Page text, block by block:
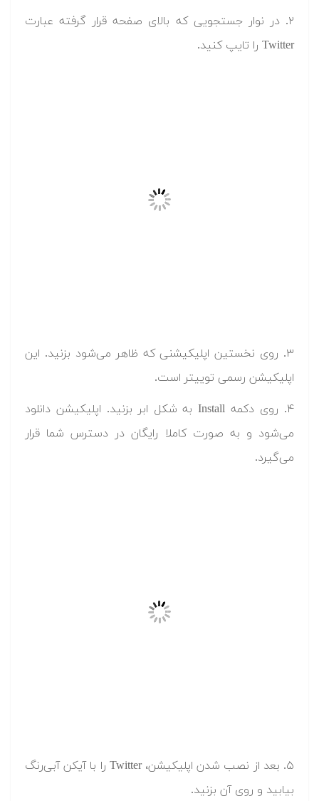
۲. در نوار جستجویی که بالای صفحه قرار گرفته عبارت
Twitter را تایپ کنید.
۳. روی نخستین اپلیکیشنی که ظاهر می‌شود بزنید. این
اپلیکیشن رسمی توییتر است.
۴. روی دکمه Install به شکل ابر بزنید. اپلیکیشن دانلود
می‌شود و به صورت کاملا رایگان در دسترس شما قرار
می‌گیرد.
۵. بعد از نصب شدن اپلیکیشن، Twitter را با آیکن آبی‌رنگ
بیابید و روی آن بزنید.